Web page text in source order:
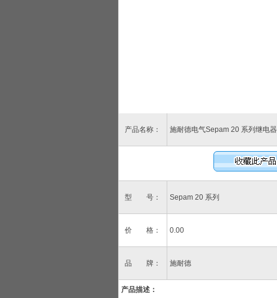
产品名称： 施耐德电气Sepam 20 系列继电器
型 号： Sepam 20 系列
价 格： 0.00
品 牌： 施耐德
产品描述：